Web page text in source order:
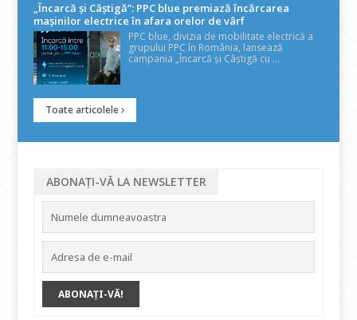
„Încarcă și Câștigă”: PPC blue premiază încărcarea
mașinilor electrice în afara orelor de vârf
PPC blue, divizia de mobilitate electrică a
grupului PPC în România, lansează
campania „Încarcă și Câștigă cu ...
Toate articolele
ABONAȚI-VĂ LA NEWSLETTER